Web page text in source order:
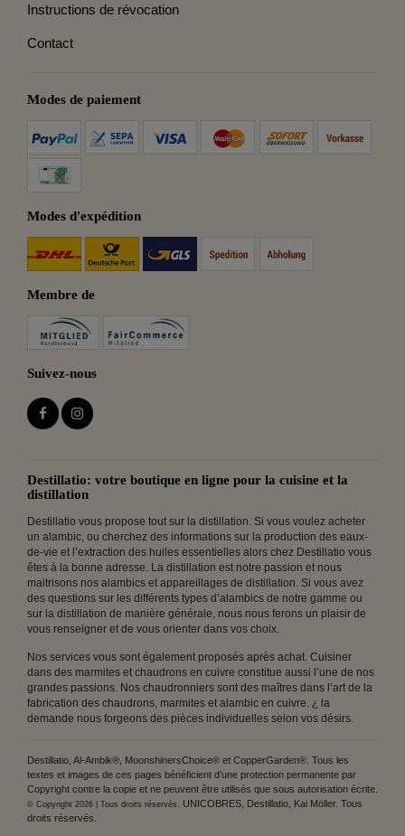
Instructions de révocation
Contact
Modes de paiement
Modes d'expédition
Membre de
Suivez-nous
Destillatio: votre boutique en ligne pour la cuisine et la
distillation
Destillatio vous propose tout sur la distillation. Si vous voulez acheter
un alambic, ou cherchez des informations sur la production des eaux-
de-vie et l’extraction des huiles essentielles alors chez Destillatio vous
êtes à la bonne adresse. La distillation est notre passion et nous
maitrisons nos alambics et appareillages de distillation. Si vous avez
des questions sur les différents types d’alambics de notre gamme ou
sur la distillation de manière générale, nous nous ferons un plaisir de
vous renseigner et de vous orienter dans vos choix.
Nos services vous sont également proposés après achat. Cuisiner
dans des marmites et chaudrons en cuivre constitue aussi l’une de nos
grandes passions. Nos chaudronniers sont des maîtres dans l’art de la
fabrication des chaudrons, marmites et alambic en cuivre. ¿ la
demande nous forgeons des pièces individuelles selon vos désirs.
Destillatio, Al-Ambik®, MoonshinersChoice® et CopperGarden®. Tous les
textes et images de ces pages bénéficient d’une protection permanente par
Copyright contre la copie et ne peuvent être utilisés que sous autorisation écrite.
© Copyright 2026 | Tous droits réservés. UNICOBRES, Destillatio, Kai Möller. Tous
droits réservés.